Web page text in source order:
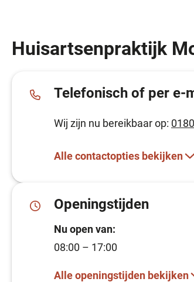
Huisartsenpraktijk
Telefonisch of per e-
Wij zijn nu bereikbaar op:
Alle contactopties bekijken
Openingstijden
Nu open van:
08:00 – 17:00
Alle openingstijden bekijken